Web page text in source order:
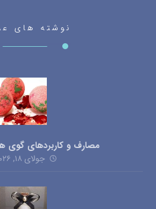
نوشته های
مصارف و کاربردهای
جولای ۱۸, ۲۰۲۶